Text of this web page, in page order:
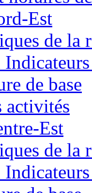
Est
de la
de base
activités
Est
de la